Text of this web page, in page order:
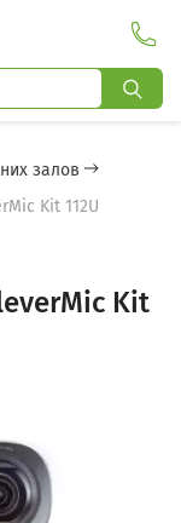
залов
Kit 112U
Kit